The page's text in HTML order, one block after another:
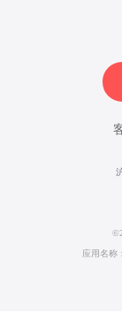
应用名称